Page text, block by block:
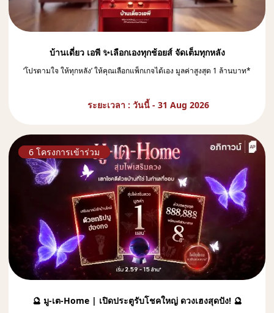
บ้านเดี่ยว เอพี ✨เลือกเองทุกช้อยส์ จัดเต็มทุกหลัง​
‘โปรตามใจ ให้ทุกหลัง’ ให้คุณเลือกแพ็กเกจได้เอง มูลค่าสูงสุด 1 ล้านบาท*​
ระยะเวลา : วันนี้ - 31 Aug 2026
6 โครงการเข้าร่วม
🔮 มู-เต-Home | เปิดประตูรับโชคใหญ่ ดวงเฮงสุดปัง! 🔮